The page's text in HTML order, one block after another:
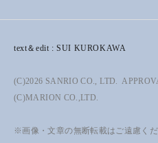
text＆edit : SUI KUROKAWA
(C)2026 SANRIO CO., LTD.
(C)MARION CO.,LTD.
※画像・文章の無断転載はご遠慮くだ